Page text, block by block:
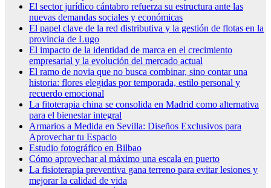
El sector jurídico cántabro refuerza su estructura ante las
nuevas demandas sociales y económicas
El papel clave de la red distributiva y la gestión de flotas en la
provincia de Lugo
El impacto de la identidad de marca en el crecimiento
empresarial y la evolución del mercado actual
El ramo de novia que no busca combinar, sino contar una
historia: flores elegidas por temporada, estilo personal y
recuerdo emocional
La fitoterapia china se consolida en Madrid como alternativa
para el bienestar integral
Armarios a Medida en Sevilla: Diseños Exclusivos para
Aprovechar tu Espacio
Estudio fotográfico en Bilbao
Cómo aprovechar al máximo una escala en puerto
La fisioterapia preventiva gana terreno para evitar lesiones y
mejorar la calidad de vida